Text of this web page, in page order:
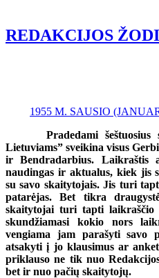
REDAKCIJOS
1955 M. SAUSIO
Pradedami šeštuosius
Lietuviams” sveikina visus
ir Bendradarbius. Laikraštis
naudingas ir aktualus, kiek jis
su savo skaitytojais. Jis turi
patarėjas. Bet tikra
skaitytojai turi tapti laikraščio
skundžiamasi kokio nors
vengiama jam parašyti savo
atsakyti į jo klausimus ar
priklauso ne tik nuo
bet ir nuo pačių skaitytojų.